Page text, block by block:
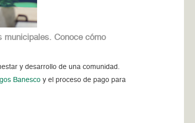
municipales. Conoce cómo
y desarrollo de una comunidad.
Banesco y el proceso de pago para